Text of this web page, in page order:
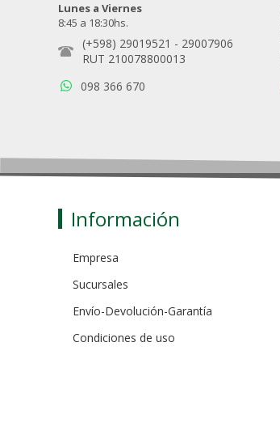
Lunes a Viernes
8:45 a 18:30hs.
(+598) 29019521 - 29007906
RUT 210078800013
098 366 670
Información
Empresa
Sucursales
Envío-Devolución-Garantía
Condiciones de uso